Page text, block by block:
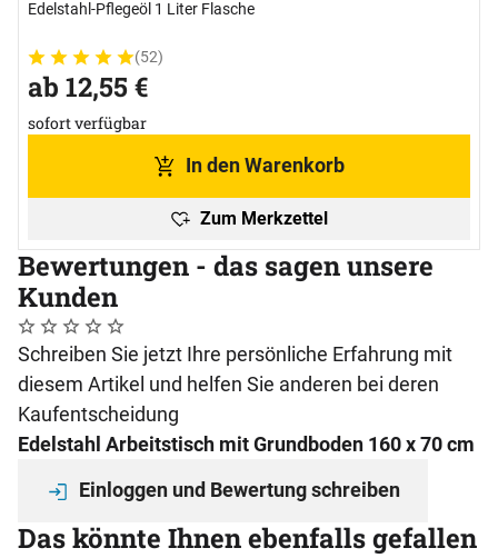
Edelstahl-Pflegeöl 1 Liter Flasche
Bewertung: 5 von 5 (52 Bewertungen)
52 Bewertungen
(52)
ab:
ab 12,55€
sofort verfügbar
In den Warenkorb
Zum Merkzettel
Bewertungen - das sagen unsere
Kunden
Noch keine Bewertungen abgegeben
0 Bewertungen
Schreiben Sie jetzt Ihre persönliche Erfahrung mit
diesem Artikel und helfen Sie anderen bei deren
Kaufentscheidung
Edelstahl Arbeitstisch mit Grundboden 160 x 70 cm
Einloggen und Bewertung schreiben
Das könnte Ihnen ebenfalls gefallen